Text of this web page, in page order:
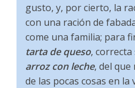
gusto, y, por cierto, la
con una ración de
come una familia; para
tarta de queso, correcta
arroz con leche, del
de las pocas cosas en la